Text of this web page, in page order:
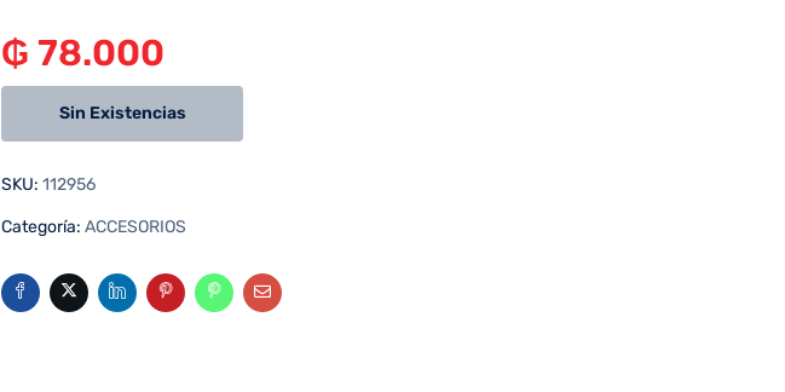
₲ 78.000
Sin Existencias
SKU: 112956
Categoría: ACCESORIOS